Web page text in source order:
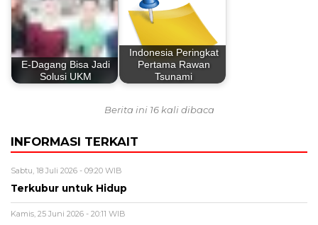
E-Dagang Bisa Jadi
Solusi UKM
Indonesia Peringkat
Pertama Rawan
Tsunami
Berita ini 16 kali dibaca
INFORMASI TERKAIT
Sabtu, 18 Juli 2026 - 09:20 WIB
Terkubur untuk Hidup
Kamis, 25 Juni 2026 - 20:11 WIB